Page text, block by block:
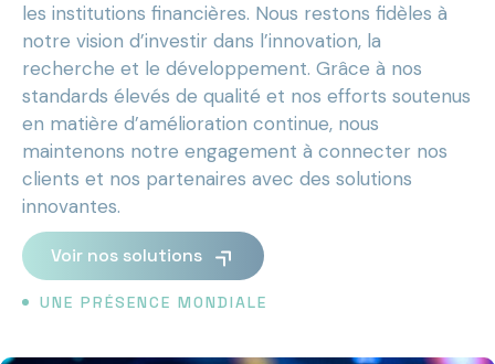
les institutions financières. Nous restons fidèles à
notre vision d’investir dans l’innovation, la
recherche et le développement. Grâce à nos
standards élevés de qualité et nos efforts soutenus
en matière d’amélioration continue, nous
maintenons notre engagement à connecter nos
clients et nos partenaires avec des solutions
innovantes.
Voir nos solutions
UNE PRÉSENCE MONDIALE